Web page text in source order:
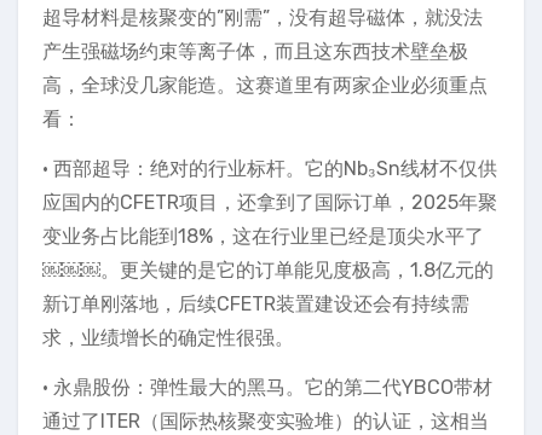
超导材料是核聚变的”刚需”，没有超导磁体，就没法
产生强磁场约束等离子体，而且这东西技术壁垒极
高，全球没几家能造。这赛道里有两家企业必须重点
看：
• 西部超导：绝对的行业标杆。它的Nb₃Sn线材不仅供
应国内的CFETR项目，还拿到了国际订单，2025年聚
变业务占比能到18%，这在行业里已经是顶尖水平了
￼￼￼。更关键的是它的订单能见度极高，1.8亿元的
新订单刚落地，后续CFETR装置建设还会有持续需
求，业绩增长的确定性很强。
• 永鼎股份：弹性最大的黑马。它的第二代YBCO带材
通过了ITER（国际热核聚变实验堆）的认证，这相当